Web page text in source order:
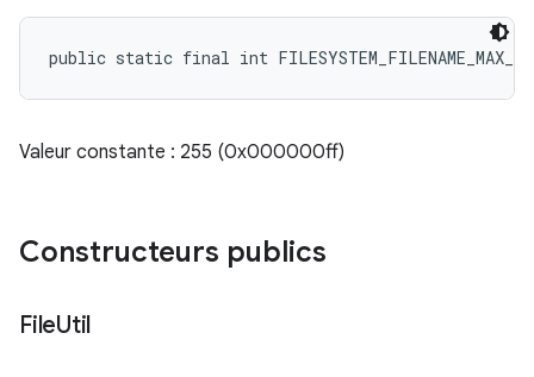
public static final int
Valeur constante : 255 (0x000000ff)
Constructeurs publics
FileUtil